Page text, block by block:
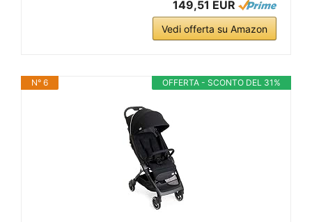
149,51 EUR
Vedi offerta su Amazon
OFFERTA - SCONTO DEL 31%
N° 6